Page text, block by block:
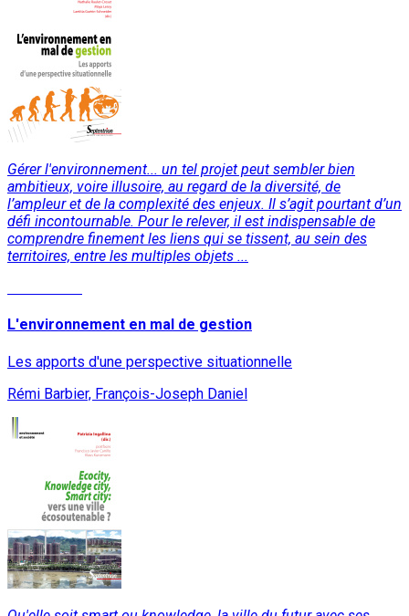
Gérer l'environnement... un tel projet peut sembler bien
ambitieux, voire illusoire, au regard de la diversité, de
l’ampleur et de la complexité des enjeux. Il s’agit pourtant d’un
défi incontournable. Pour le relever, il est indispensable de
comprendre finement les liens qui se tissent, au sein des
territoires, entre les multiples objets ...
L'environnement en mal de gestion
Les apports d'une perspective situationnelle
Rémi Barbier, François-Joseph Daniel